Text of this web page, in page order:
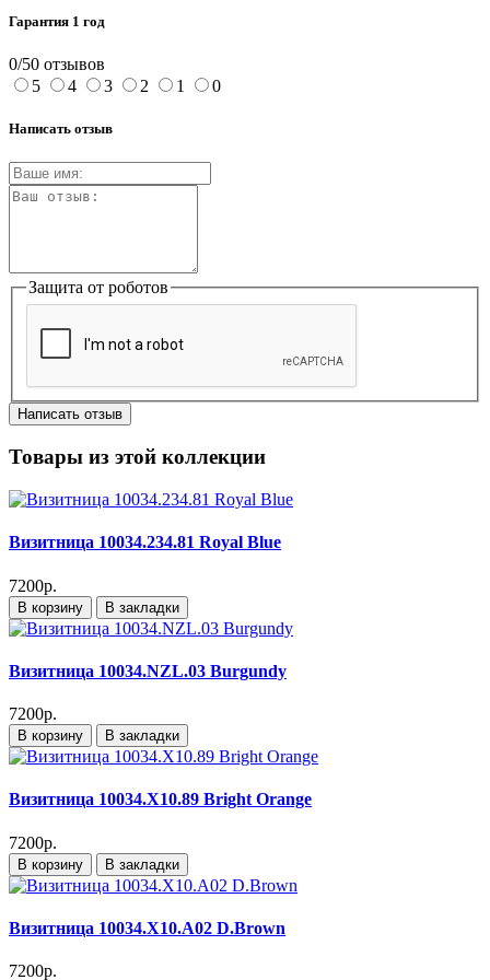
Гарантия 1 год
0/50 отзывов
5
4 3 2 1 0
Написать отзыв
Защита от роботов
Написать отзыв
Товары из этой коллекции
Визитница 10034.234.81 Royal Blue
7200р.
В корзину В закладки
Визитница 10034.NZL.03 Burgundy
7200р.
В корзину В закладки
Визитница 10034.X10.89 Bright Orange
7200р.
В корзину В закладки
Визитница 10034.X10.A02 D.Brown
7200р.